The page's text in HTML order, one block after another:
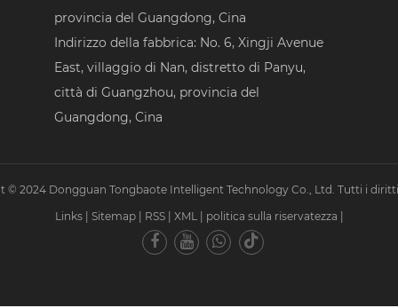
provincia del Guangdong, Cina
Indirizzo della fabbrica: No. 6, Xingji Avenue
East, villaggio di Nan, distretto di Panyu,
città di Guangzhou, provincia del
Guangdong, Cina
© 2024 Dongguan Tongbaote Intelligent Technology Co., Ltd. Tutti i
Links
Sitemap RSS XML politica sulla riservatezza